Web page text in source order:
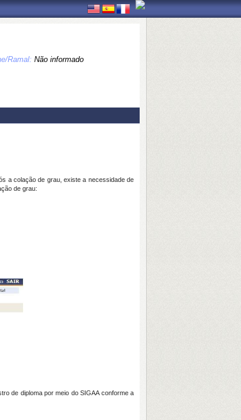
Ramal: Não informado
a colação de grau, existe a necessidade de
de grau:
de diploma por meio do SIGAA conforme a